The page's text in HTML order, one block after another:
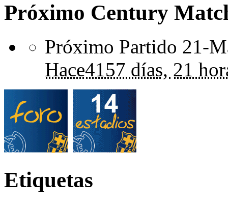
Próximo Century
Próximo Partido 21-
Hace4157 días, 21
Etiquetas